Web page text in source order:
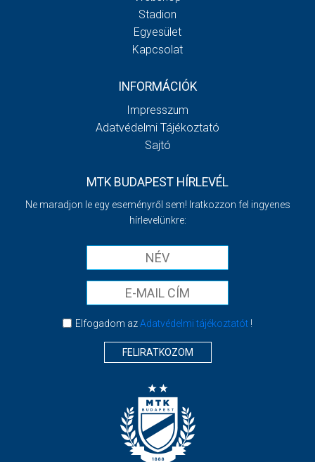
Stadion
Egyesület
Kapcsolat
INFORMÁCIÓK
Impresszum
Adatvédelmi Tájékoztató
Sajtó
MTK BUDAPEST HÍRLEVÉL
Ne maradjon le egy eseményről sem! Iratkozzon fel ingyenes
hírlevelünkre:
Elfogadom azAdatvédelmi tájékoztatót!
FELIRATKOZOM